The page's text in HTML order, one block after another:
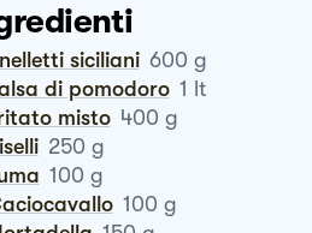
siciliani 600 g
di pomodoro 1 lt
misto 400 g
250 g
100 g
Caciocavallo 100 g